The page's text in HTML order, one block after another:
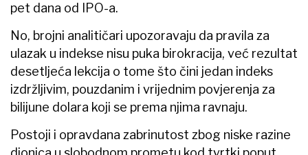
pet dana od IPO-a.
No, brojni analitičari upozoravaju da pravila za
ulazak u indekse nisu puka birokracija, već rezultat
desetljeća lekcija o tome što čini jedan indeks
izdržljivim, pouzdanim i vrijednim povjerenja za
bilijune dolara koji se prema njima ravnaju.
Postoji i opravdana zabrinutost zbog niske razine